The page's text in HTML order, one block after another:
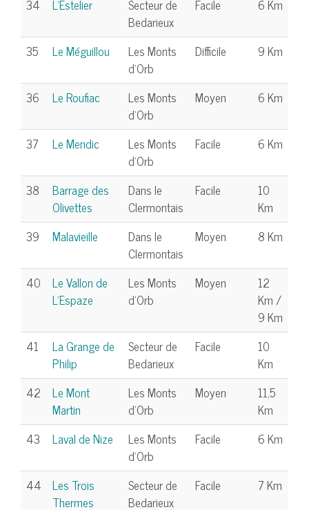
34 L'Estelier
Secteur de
Bedarieux
Facile 6 Km
35 Le Méguillou
Les Monts
d'Orb
Difficile 9 Km
36 Le Roufiac
Les Monts
d'Orb
Moyen 6 Km
37 Le Mendic
Les Monts
d'Orb
Facile 6 Km
38
Barrage des
Olivettes
Dans le
Clermontais
Facile
10
Km
39
Malavieille
Dans le
Clermontais
Moyen 8 Km
40
Le Vallon de
L'Espaze
Les Monts
d'Orb
Moyen
12
Km /
9 Km
41
La Grange de
Philip
Secteur de
Bedarieux
Facile
10
Km
42
Le Mont
Martin
Les Monts
d'Orb
Moyen
11,5
Km
43
Laval de Nize
Les Monts
d'Orb
Facile 6 Km
44
Les Trois
Thermes
Secteur de
Bedarieux
Facile 7 Km